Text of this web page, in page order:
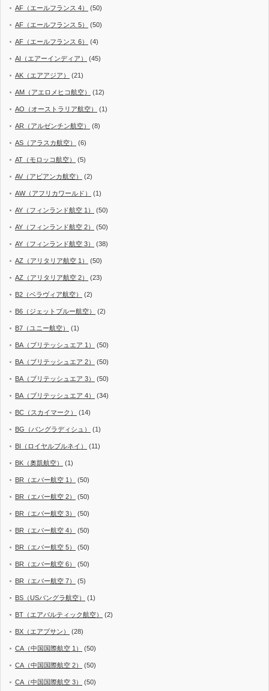
AF（エールフランス 4） (50)
AF（エールフランス 5） (50)
AF（エールフランス 6） (4)
AI（エアーインディア） (45)
AK（エアアジア） (21)
AM（アエロメヒコ航空） (12)
AO（オーストラリア航空） (1)
AR（アルゼンチン航空） (8)
AS（アラスカ航空） (6)
AT（モロッコ航空） (5)
AV（アビアンカ航空） (2)
AW（アフリカワールド） (1)
AY（フィンランド航空 1） (50)
AY（フィンランド航空 2） (50)
AY（フィンランド航空 3） (38)
AZ（アリタリア航空 1） (50)
AZ（アリタリア航空 2） (23)
B2（ベラヴィア航空） (2)
B6（ジェットブルー航空） (2)
B7（ユニー航空） (1)
BA（ブリテッシュエア 1） (50)
BA（ブリテッシュエア 2） (50)
BA（ブリテッシュエア 3） (50)
BA（ブリテッシュエア 4） (34)
BC（スカイマーク） (14)
BG（バングラディシュ） (1)
BI（ロイヤルブルネイ） (11)
BK（奥凱航空） (1)
BR（エバー航空 1） (50)
BR（エバー航空 2） (50)
BR（エバー航空 3） (50)
BR（エバー航空 4） (50)
BR（エバー航空 5） (50)
BR（エバー航空 6） (50)
BR（エバー航空 7） (5)
BS（USバングラ航空） (1)
BT（エアバルティック航空） (2)
BX（エアプサン） (28)
CA（中国国際航空 1） (50)
CA（中国国際航空 2） (50)
CA（中国国際航空 3） (50)